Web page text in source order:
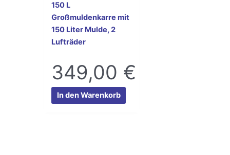
150 L
Großmuldenkarre mit
150 Liter Mulde, 2
Lufträder
349,00 €
In den Warenkorb